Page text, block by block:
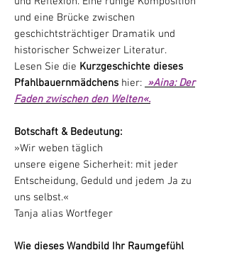
und eine Brücke zwischen
geschichtsträchtiger Dramatik und
historischer Schweizer Literatur.
Lesen Sie die Kurzgeschichte dieses
Pfahlbauernmädchens hier: »Aina: Der
Faden zwischen den Welten«.
Botschaft & Bedeutung:
»Wir weben täglich
unsere eigene Sicherheit: mit jeder
Entscheidung, Geduld und jedem Ja zu
uns selbst.«
Tanja alias Wortfeger
Wie dieses Wandbild Ihr Raumgefühl